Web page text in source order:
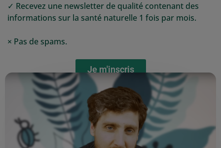
✓ Recevez une newsletter de qualité contenant des
informations sur la santé naturelle 1 fois par mois.
× Pas de spams.
Je m'inscris